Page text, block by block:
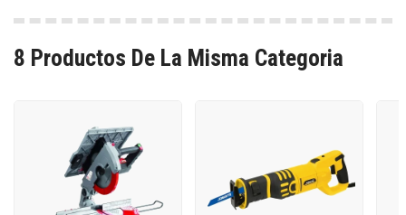
8 Productos De La Misma Categoria